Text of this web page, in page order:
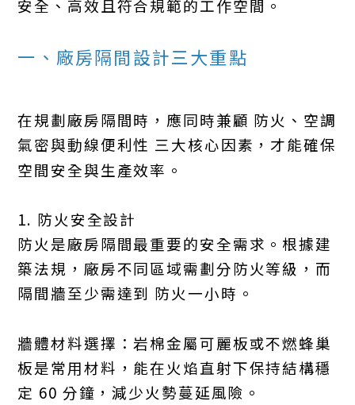
安全、高效且符合規範的工作空間。
一、廠房隔間設計三大重點
在規劃廠房隔間時，應同時兼顧 防火、空調
氣密與動線便利性 三大核心因素，才能確保
空間安全與生產效率。
1. 防火安全設計
防火是廠房隔間最重要的安全需求。根據建
築法規，廠房不同區域需劃分防火等級，而
隔間牆至少需達到 防火一小時。
牆體材料選擇：岩棉金屬可麗板或不燃蜂巢
板是常用材料，能在火焰直射下保持結構穩
定 60 分鐘，減少火勢蔓延風險。